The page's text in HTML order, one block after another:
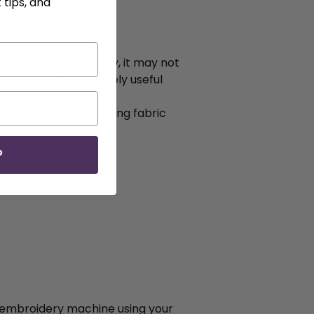
appliqué frequently, it may not
some genuinely useful
stitches or leaving fabric
entirely
machine using your